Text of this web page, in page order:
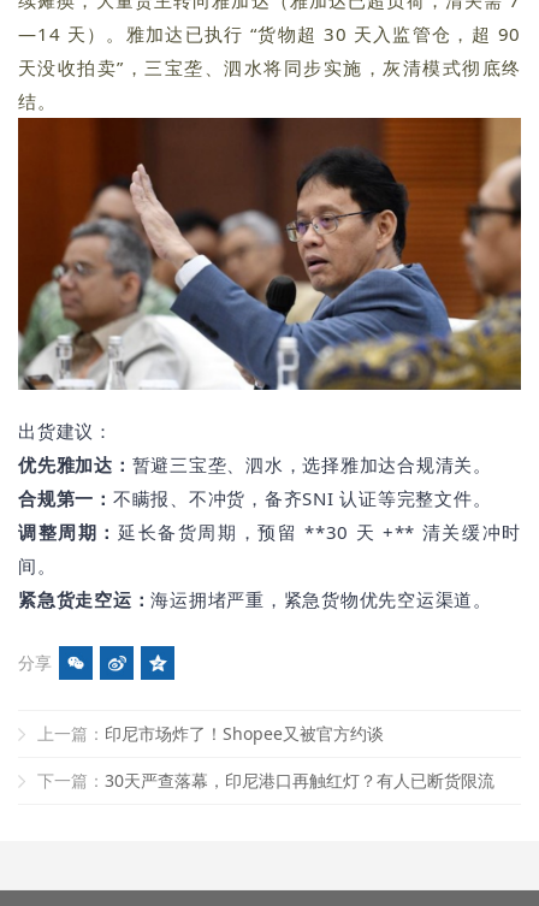
—14 天）。雅加达已执行 “货物超 30 天入监管仓，超 90
天没收拍卖”，三宝垄、泗水将同步实施，灰清模式彻底终
结。
出货建议：
优先雅加达： 暂避三宝垄、泗水，选择雅加达合规清关。
合规第一： 不瞒报、不冲货 ，备齐SNI 认证等完整文件。
调整周期：延长备货周期，预留 **30 天 +** 清关缓冲时
间。
紧急货走空运：海运拥堵严重，紧急货物优先空运渠道。
分享
上一篇： 印尼市场炸了！Shopee又被官方约谈
下一篇： 30天严查落幕，印尼港口再触红灯？有人已断货限流